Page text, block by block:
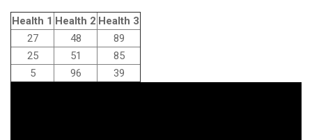
Health 1 Health 2 Health 3
27
48
89
25
51
85
5
96 39